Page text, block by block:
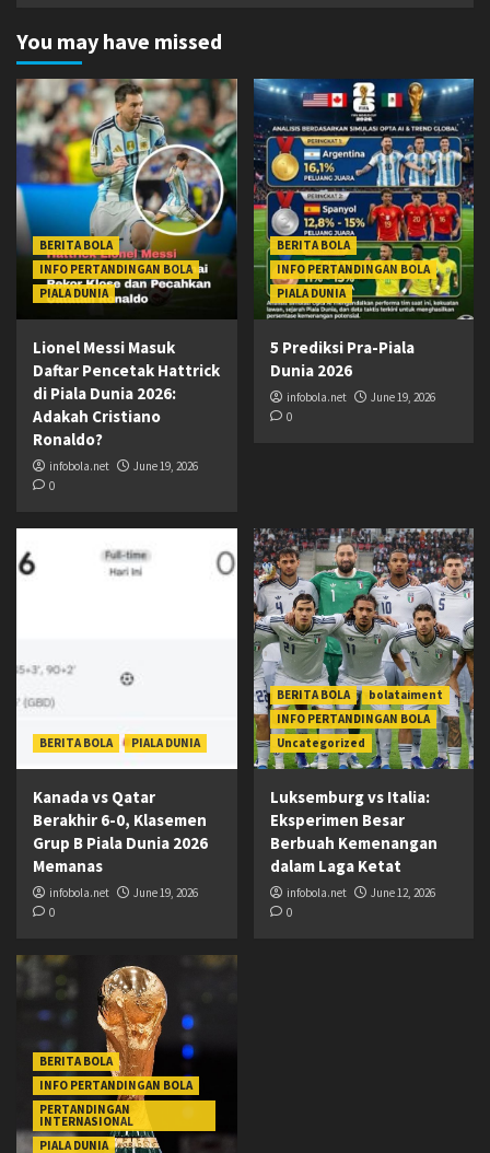
You may have missed
BERITA BOLA
INFO PERTANDINGAN BOLA
PIALA DUNIA
Lionel Messi Masuk
Daftar Pencetak Hattrick
di Piala Dunia 2026:
Adakah Cristiano
Ronaldo?
infobola.net
June 19, 2026
0
BERITA BOLA
INFO PERTANDINGAN BOLA
PIALA DUNIA
5 Prediksi Pra-Piala
Dunia 2026
infobola.net
June 19, 2026
0
BERITA BOLA PIALA DUNIA
Kanada vs Qatar
Berakhir 6-0, Klasemen
Grup B Piala Dunia 2026
Memanas
infobola.net
June 19, 2026
0
BERITA BOLA
bolataiment
INFO PERTANDINGAN BOLA
Uncategorized
Luksemburg vs Italia:
Eksperimen Besar
Berbuah Kemenangan
dalam Laga Ketat
infobola.net
June 12, 2026
0
BERITA BOLA
INFO PERTANDINGAN BOLA
PERTANDINGAN
INTERNASIONAL
PIALA DUNIA